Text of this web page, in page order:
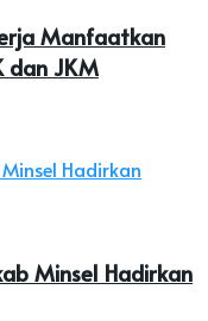
Manfaatkan
dan JKM
Minsel Hadirkan